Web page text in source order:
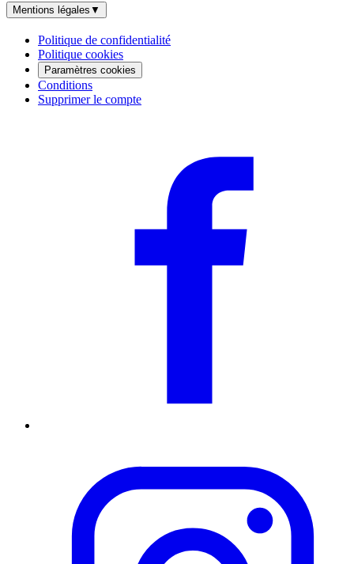
Mentions légales ▼
Politique de confidentialité
Politique cookies
Paramètres cookies
Conditions
Supprimer le compte